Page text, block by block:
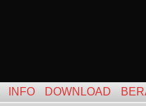
INFO DOWNLOAD